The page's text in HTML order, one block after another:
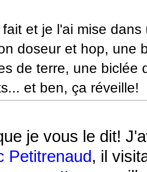
et je l'ai mise
doseur et hop, une
de terre, une biclée
et ben, ça réveille!
je vous le dit!
Petitrenaud, il